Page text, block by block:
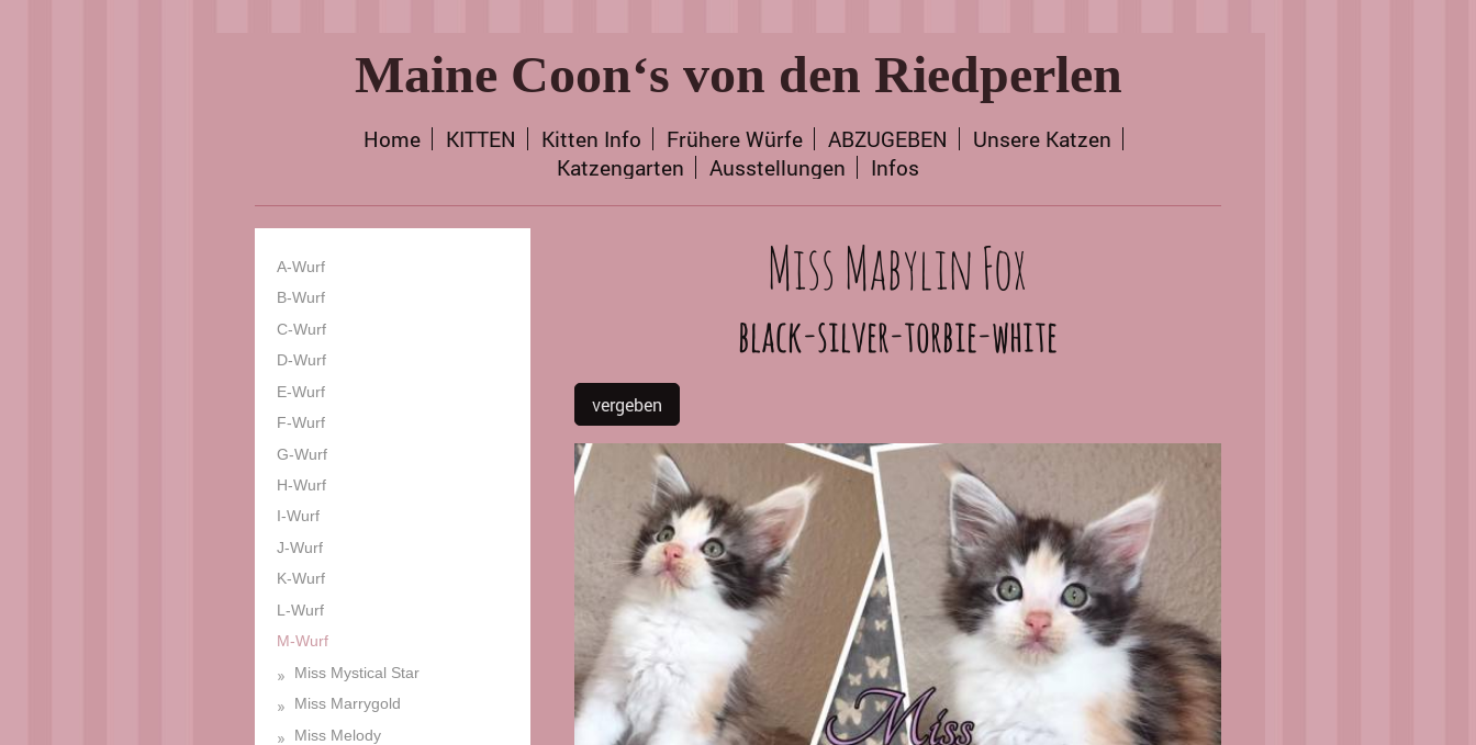
Maine Coon‘s von den Riedperlen
Home KITTEN Kitten Info Frühere Würfe ABZUGEBEN
Unsere Katzen
Katzengarten
Ausstellungen Infos
Miss Mabylin Fox
black-silver-torbie-white
vergeben
A-Wurf
B-Wurf
C-Wurf
D-Wurf
E-Wurf
F-Wurf
G-Wurf
H-Wurf
I-Wurf
J-Wurf
K-Wurf
L-Wurf
M-Wurf
Miss Mystical Star
Miss Marrygold
Miss Melody